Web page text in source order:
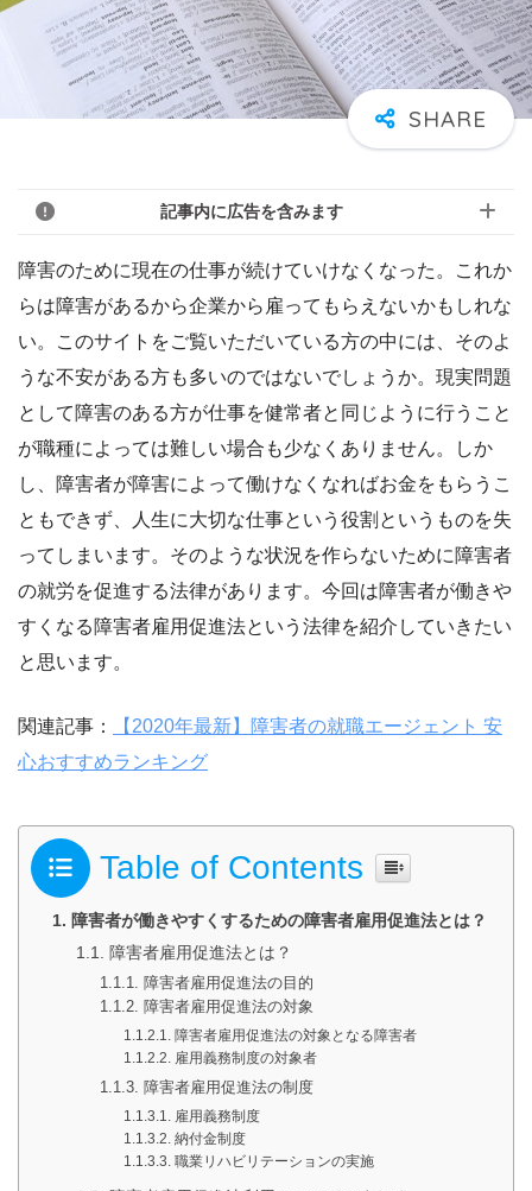
記事内に広告を含みます
障害のために現在の仕事が続けていけなくなった。これか
らは障害があるから企業から雇ってもらえないかもしれな
い。このサイトをご覧いただいている方の中には、そのよ
うな不安がある方も多いのではないでしょうか。現実問題
として障害のある方が仕事を健常者と同じように行うこと
が職種によっては難しい場合も少なくありません。しか
し、障害者が障害によって働けなくなればお金をもらうこ
ともできず、人生に大切な仕事という役割というものを失
ってしまいます。そのような状況を作らないために障害者
の就労を促進する法律があります。今回は障害者が働きや
すくなる障害者雇用促進法という法律を紹介していきたい
と思います。
関連記事：
【2020年最新】障害者の就職エージェント 安
心おすすめランキング
Table of Contents
障害者が働きやすくするための障害者雇用促進法とは？
障害者雇用促進法とは？
障害者雇用促進法の目的
障害者雇用促進法の対象
障害者雇用促進法の対象となる障害者
雇用義務制度の対象者
障害者雇用促進法の制度
雇用義務制度
納付金制度
職業リハビリテーションの実施